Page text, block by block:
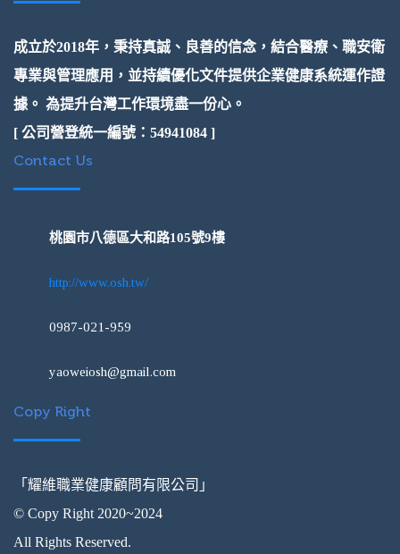
成立於2018年，秉持真誠、良善的信念，結合醫療、職安衛
專業與管理應用，並持續優化文件提供企業健康系統運作證
據。 為提升台灣工作環境盡一份心。
[ 公司營登統一編號：54941084 ]
Contact Us
桃園市八德區大和路105號9樓
http://www.osh.tw/
0987-021-959
yaoweiosh@gmail.com
Copy Right
「耀維職業健康顧問有限公司」
© Copy Right 2020~2024
All Rights Reserved.